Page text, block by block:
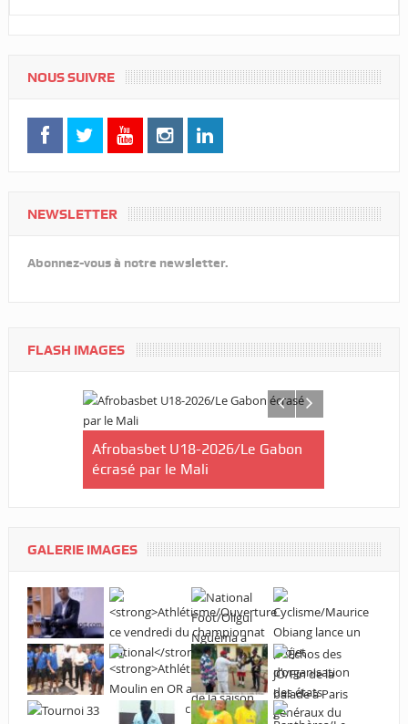
NOUS SUIVRE
NEWSLETTER
Abonnez-vous à notre newsletter.
FLASH IMAGES
Afrobasbet U18-2026/Le Gabon
écrasé par le Mali
GALERIE IMAGES